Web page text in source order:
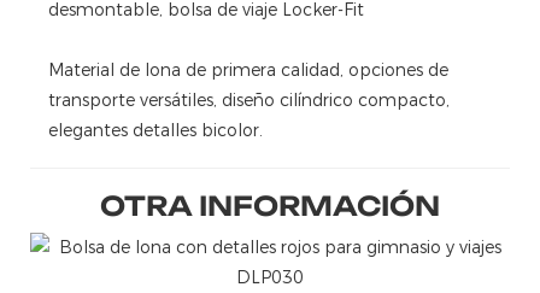
desmontable, bolsa de viaje Locker-Fit
Material de lona de primera calidad, opciones de
transporte versátiles, diseño cilíndrico compacto,
elegantes detalles bicolor.
OTRA INFORMACIÓN